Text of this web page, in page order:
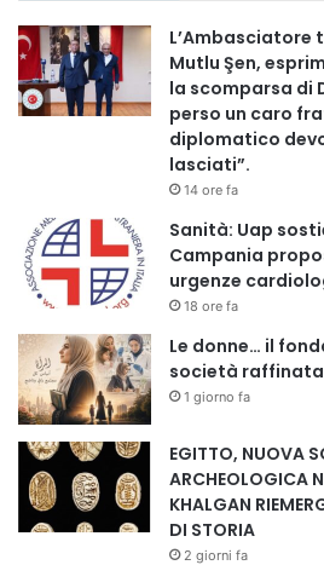
mentre la rotta del Canale di Suez,
strategica, rischia di perdere parte
che ha esercitato per oltre un
Fonte: piattaforma israeliana bhol.
L’Ambasciatore
Mutlu Şen,
la scomparsa di
perso un caro
diplomatico
lasciati”.
14 ore fa
Sanità: Uap
Campania
urgenze
18 ore fa
Le donne… il
società
1 giorno fa
EGITTO, NUOVA
ARCHEOLOGICA
KHALGAN
DI STORIA
2 giorni fa